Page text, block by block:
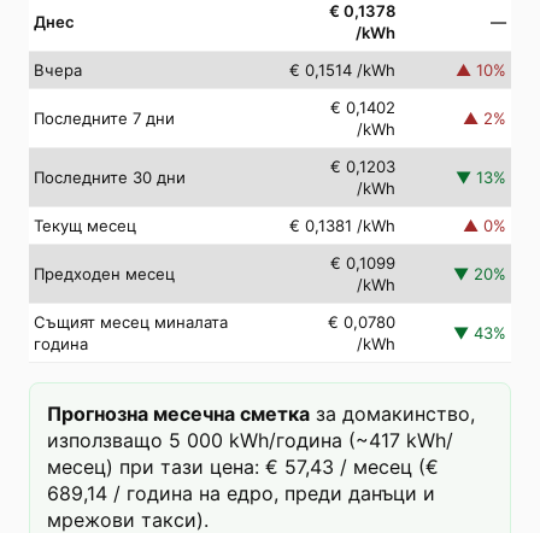
Днес
€ 0,1378
/kWh
—
Вчера € 0,1514 /kWh ▲ 10%
Последните 7 дни
€ 0,1402
/kWh
▲ 2%
Последните 30 дни
€ 0,1203
/kWh
▼ 13%
Текущ месец € 0,1381 /kWh ▲ 0%
Предходен месец
€ 0,1099
/kWh
▼ 20%
Същият месец миналата
година
€ 0,0780
/kWh
▼ 43%
Прогнозна месечна сметка за домакинство,
използващо 5 000 kWh/година (~417 kWh/
месец) при тази цена: € 57,43 / месец (€
689,14 / година на едро, преди данъци и
мрежови такси).